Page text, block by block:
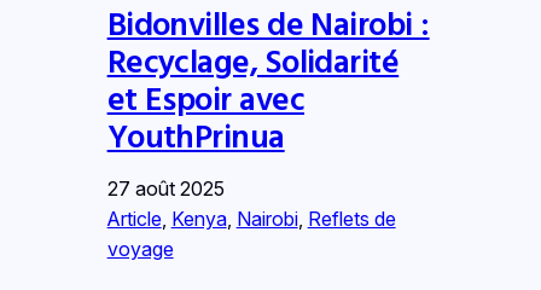
Bidonvilles de Nairobi :
Recyclage, Solidarité
et Espoir avec
YouthPrinua
27 août 2025
Article, Kenya, Nairobi, Reflets de
voyage